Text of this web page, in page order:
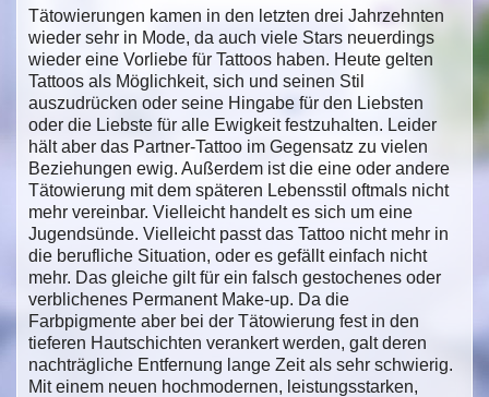
Tätowierungen kamen in den letzten drei Jahrzehnten
wieder sehr in Mode, da auch viele Stars neuerdings
wieder eine Vorliebe für Tattoos haben. Heute gelten
Tattoos als Möglichkeit, sich und seinen Stil
auszudrücken oder seine Hingabe für den Liebsten
oder die Liebste für alle Ewigkeit festzuhalten. Leider
hält aber das Partner-Tattoo im Gegensatz zu vielen
Beziehungen ewig. Außerdem ist die eine oder andere
Tätowierung mit dem späteren Lebensstil oftmals nicht
mehr vereinbar. Vielleicht handelt es sich um eine
Jugendsünde. Vielleicht passt das Tattoo nicht mehr in
die berufliche Situation, oder es gefällt einfach nicht
mehr. Das gleiche gilt für ein falsch gestochenes oder
verblichenes Permanent Make-up. Da die
Farbpigmente aber bei der Tätowierung fest in den
tieferen Hautschichten verankert werden, galt deren
nachträgliche Entfernung lange Zeit als sehr schwierig.
Mit einem neuen hochmodernen, leistungsstarken,